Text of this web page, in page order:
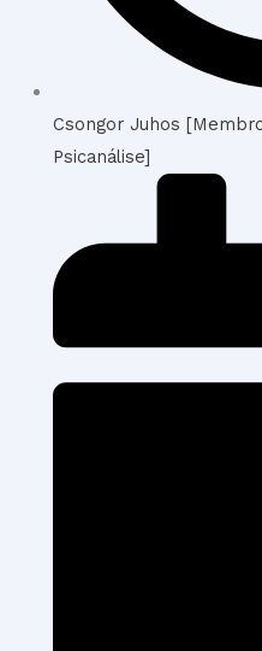
Csongor Juhos
Psicanálise]